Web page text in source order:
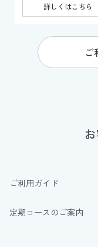
詳しくはこちら
ご
ご利用ガイド
定期コースのご案内